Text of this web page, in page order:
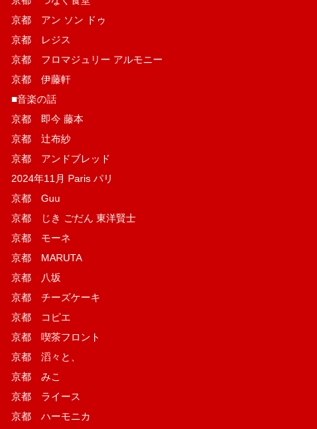
京都 アン ソン ドゥ
京都 レジス
京都 フロマジュリー アルモニー
京都 伊藤軒
■音楽の話
京都 即今 藤本
京都 辻布紗
京都 アンドブレッド
2024年11月 Paris パリ
京都 Guu
京都 じき ごだん 東洋賢士
京都 モーネ
京都 MARUTA
京都 八坂
京都 チーズケーキ
京都 コピエ
京都 喫茶フロント
京都 滔々と、
京都 みこ
京都 ライース
京都 ハーモニカ